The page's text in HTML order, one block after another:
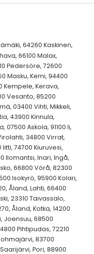
64260 Kaskinen,
66100 Malax,
Pedersöre, 72600
Masku, Kemi, 94400
Kempele, Kerava,
Vesanto, 85200
03400 Vihti, Mikkeli,
43900 Kinnula,
07500 Askola, 91100 Ii,
34800 Virrat,
74700 Kiuruvesi,
Ilomantsi, Inari, Ingå,
66800 Vörå, 82300
Isokyrö, 95900 Kolari,
Åland, Lahti, 66400
23310 Taivassalo,
Åland, Kotka, 14200
Joensuu, 68500
Pihtipudas, 72210
83700
Pori, 88900